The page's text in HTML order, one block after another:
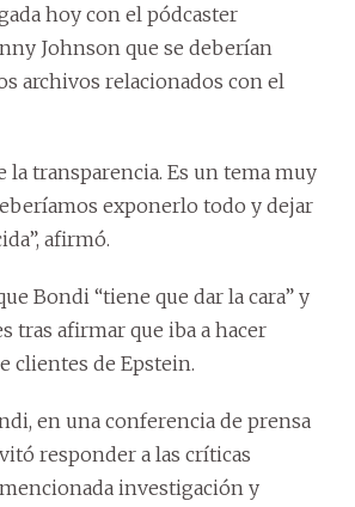
hoy con el pódcaster
Johnson que se deberían
archivos relacionados con el
la transparencia. Es un tema muy
exponerlo todo y dejar
afirmó.
Bondi “tiene que dar la cara” y
tras afirmar que iba a hacer
clientes de Epstein.
en una conferencia de prensa
responder a las críticas
investigación y